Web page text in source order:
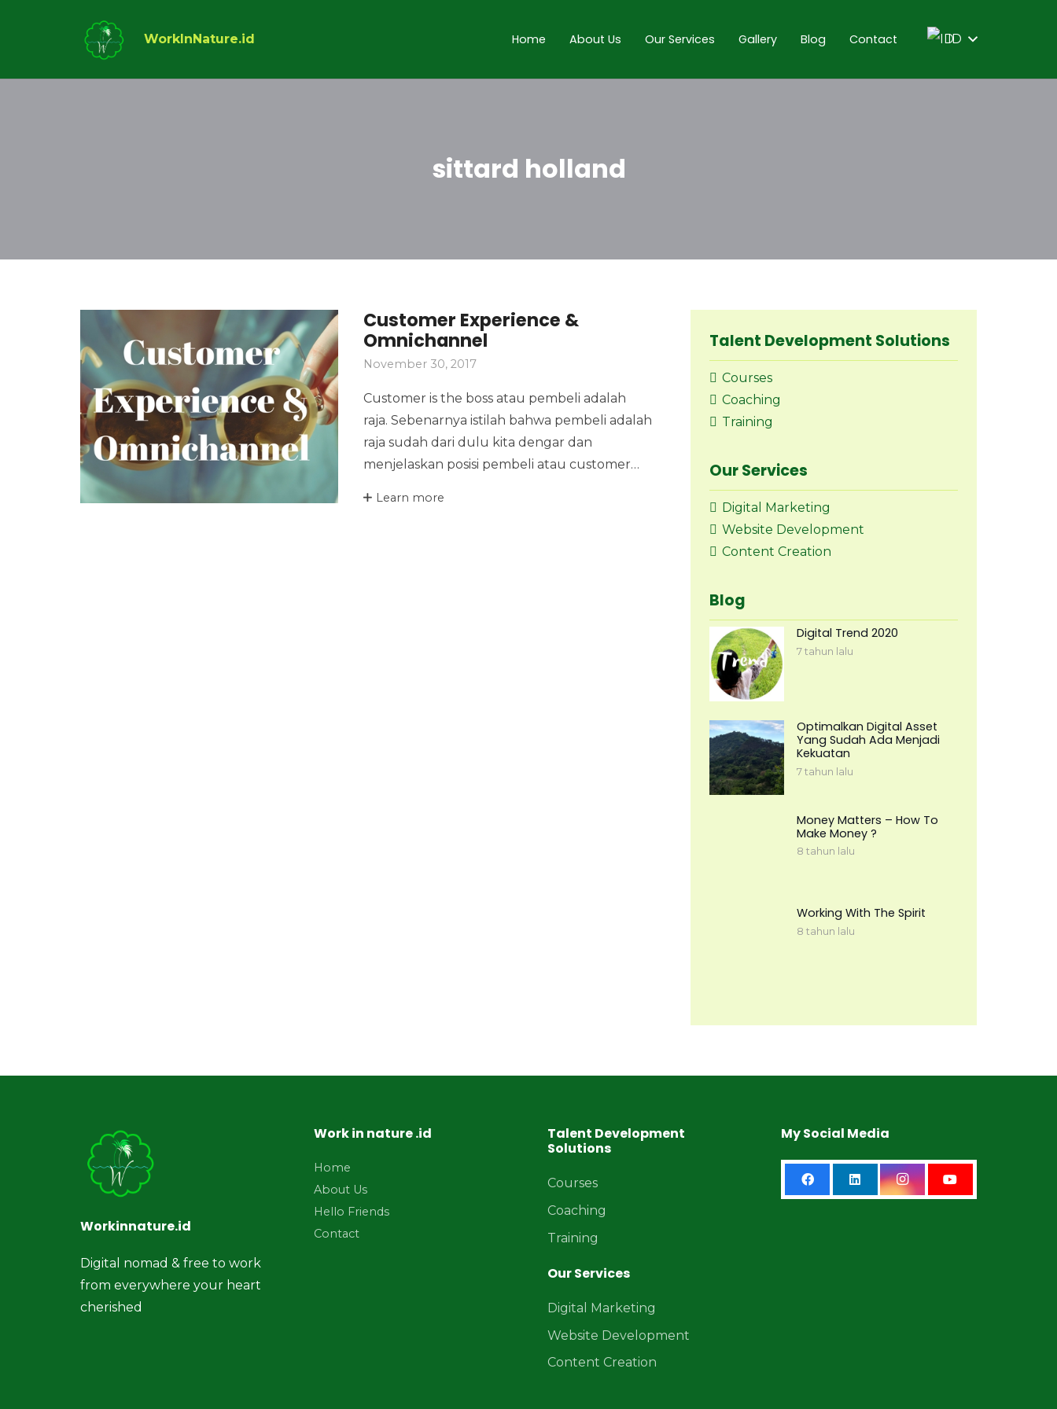
WorkInNature.id Home About Us Our Services Gallery Blog Contact ID
sittard holland
Customer Experience &
Omnichannel
November 30, 2017
Customer is the boss atau pembeli adalah
raja. Sebenarnya istilah bahwa pembeli adalah
raja sudah dari dulu kita dengar dan
menjelaskan posisi pembeli atau customer…
Learn more
Talent Development Solutions
Courses
Coaching
Training
Our Services
Digital Marketing
Website Development
Content Creation
Blog
Digital Trend 2020
7 tahun lalu
Optimalkan Digital Asset
Yang Sudah Ada Menjadi
Kekuatan
7 tahun lalu
Money Matters – How To
Make Money ?
8 tahun lalu
Working With The Spirit
8 tahun lalu
Workinnature.id
Digital nomad & free to work
from everywhere your heart
cherished
Work in nature .id
Home
About Us
Hello Friends
Contact
Talent Development
Solutions
Courses
Coaching
Training
Our Services
Digital Marketing
Website Development
Content Creation
My Social Media